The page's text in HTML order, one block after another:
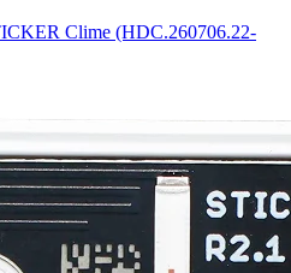
Clime (HDC.260706.22-